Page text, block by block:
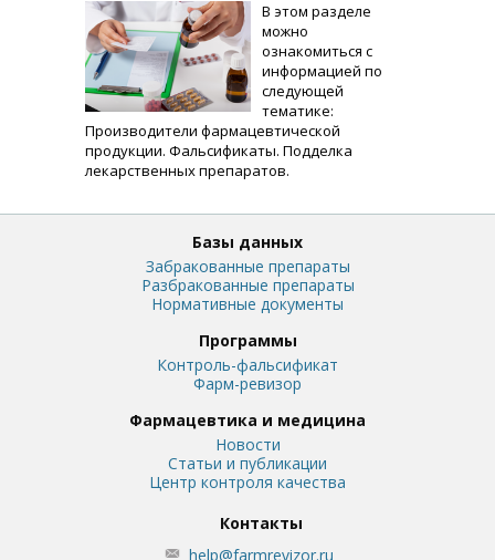
В этом разделе
можно
ознакомиться с
информацией по
следующей
тематике:
Производители фармацевтической
продукции. Фальсификаты. Подделка
лекарственных препаратов.
Базы данных
Забракованные препараты
Разбракованные препараты
Нормативные документы
Программы
Контроль-фальсификат
Фарм-ревизор
Фармацевтика и медицина
Новости
Статьи и публикации
Центр контроля качества
Контакты
help@farmrevizor.ru